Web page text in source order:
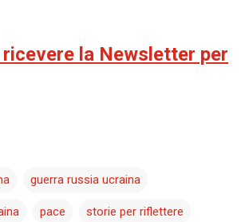
la Newsletter per
guerra russia ucraina
pace storie per riflettere